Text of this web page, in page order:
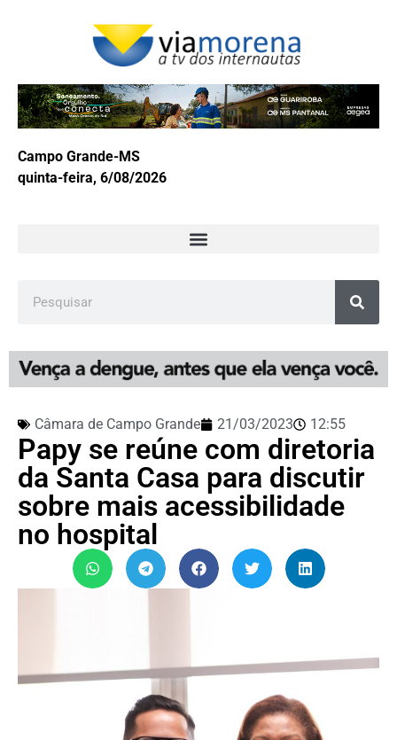
Campo Grande-MS
quinta-feira, 6/08/2026
Câmara de Campo Grande 21/03/2023 12:55
Papy se reúne com diretoria
da Santa Casa para discutir
sobre mais acessibilidade
no hospital